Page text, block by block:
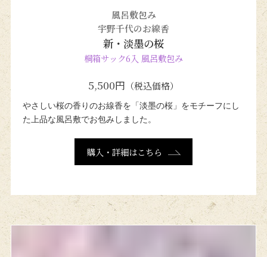
風呂敷包み
宇野千代のお線香
新・淡墨の桜
桐箱サック6入 風呂敷包み
5,500円 （税込価格）
やさしい桜の香りのお線香を 「淡墨の桜」をモチーフにし
た 上品な風呂敷でお包みしました。
購入・詳細はこちら